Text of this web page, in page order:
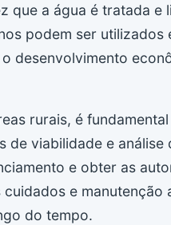
que a água é tratada e
podem ser utilizados
desenvolvimento
rurais, é
viabilidade e análise
e obter as
e manutenção
do tempo.